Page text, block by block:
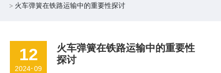
火车弹簧在铁路运输中的重要性探讨
12
2024-09
火车弹簧在铁路运输中的重要性
探讨